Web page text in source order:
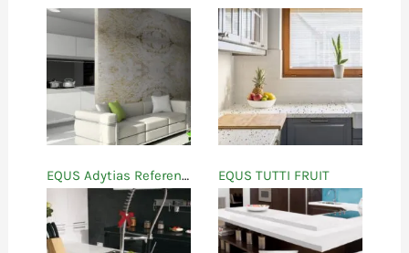
EQUS Adytias Referencias EQUS TUTTI FRUIT